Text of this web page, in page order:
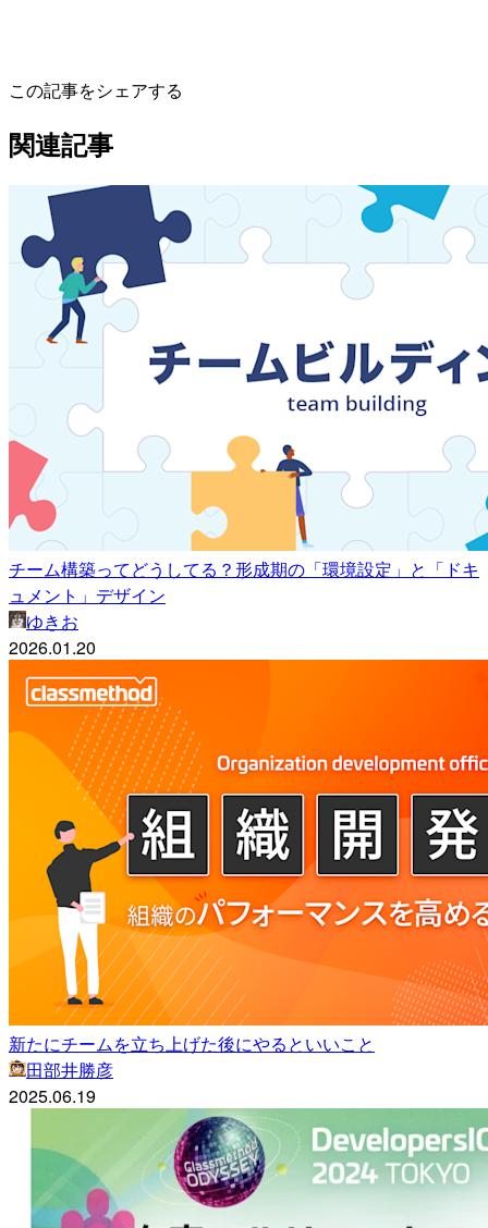
この記事をシェアする
関連記事
チーム構築ってどうしてる？形成期の「環境設定」と「ドキ
ュメント」デザイン
ゆきお
2026.01.20
新たにチームを立ち上げた後にやるといいこと
田部井勝彦
2025.06.19